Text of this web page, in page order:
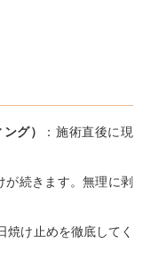
グ）
：施術直後に現
が続きます。無理に剥
焼け止めを徹底してく